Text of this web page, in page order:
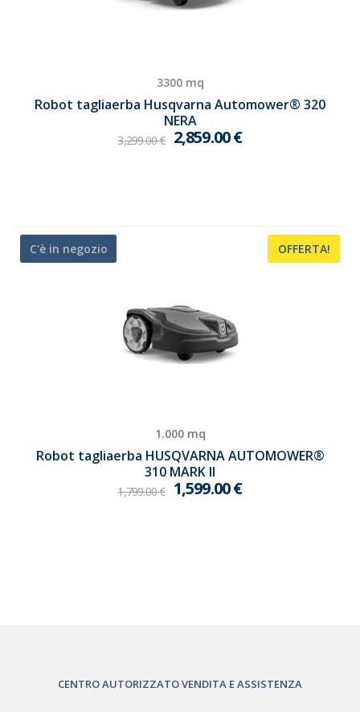
3300 mq
Robot tagliaerba Husqvarna Automower® 320
NERA
3,299.00€ 2,859.00€
C'è in negozio OFFERTA!
1.000 mq
Robot tagliaerba HUSQVARNA AUTOMOWER®
310 MARK II
1,799.00€ 1,599.00€
CENTRO AUTORIZZATO VENDITA E ASSISTENZA